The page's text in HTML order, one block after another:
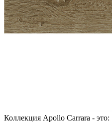
Коллекция Apollo Carrara - это: